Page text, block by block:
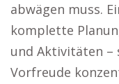
abwägen muss.
komplette
und Aktivitäten –
Vorfreude